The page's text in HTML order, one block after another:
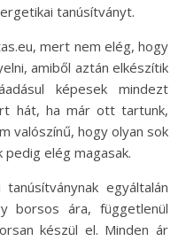
tanúsítványt.
mert nem elég, hogy
amiből aztán elkészítik
képesek mindezt
hát, ha már ott tartunk,
valószínű, hogy olyan sok
pedig elég magasak.
egyáltalán
borsos ára, függetlenül
készül el. Minden ár